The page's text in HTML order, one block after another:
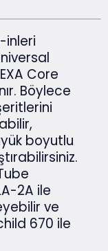
inleri
Core
Böylece
boyutlu
2A ile
ve
670 ile